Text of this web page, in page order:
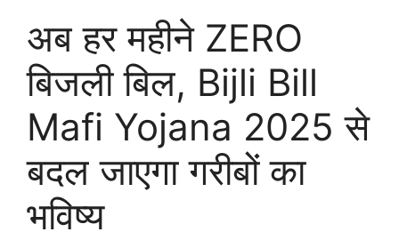
अब हर महीने ZERO
बिजली बिल, Bijli Bill
Mafi Yojana 2025 से
बदल जाएगा गरीबों का
भविष्य